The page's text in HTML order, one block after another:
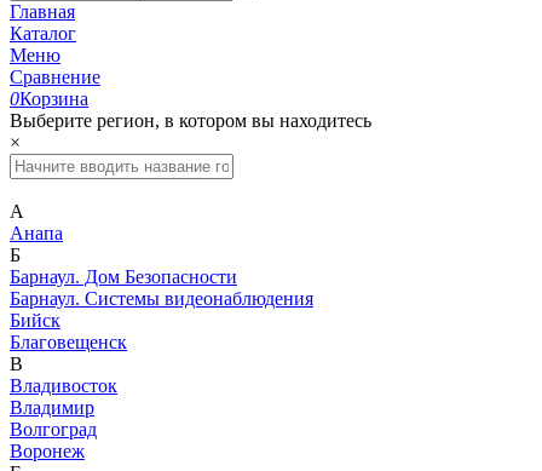
Главная
Каталог
Меню
Сравнение
0Корзина
Выберите регион, в котором вы находитесь
×
А
Анапа
Б
Барнаул. Дом Безопасности
Барнаул. Системы видеонаблюдения
Бийск
Благовещенск
В
Владивосток
Владимир
Волгоград
Воронеж